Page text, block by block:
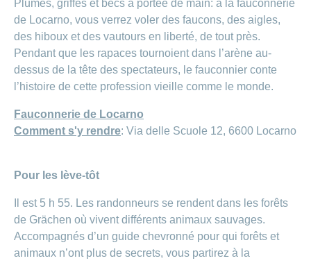
Plumes, griffes et becs à portée de main: à la fauconnerie
de Locarno, vous verrez voler des faucons, des aigles,
des hiboux et des vautours en liberté, de tout près.
Pendant que les rapaces tournoient dans l’arène au-
dessus de la tête des spectateurs, le fauconnier conte
l’histoire de cette profession vieille comme le monde.
Fauconnerie de Locarno
Comment s'y rendre: Via delle Scuole 12, 6600 Locarno
Pour les lève-tôt
Il est 5 h 55. Les randonneurs se rendent dans les forêts
de Grächen où vivent différents animaux sauvages.
Accompagnés d’un guide chevronné pour qui forêts et
animaux n’ont plus de secrets, vous partirez à la